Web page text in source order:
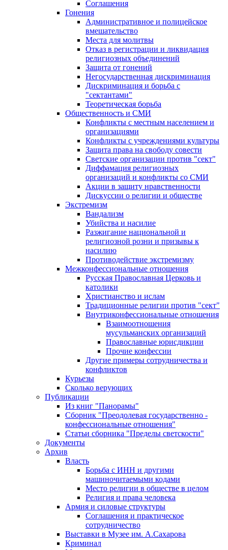
Соглашения
Гонения
Административное и полицейское
вмешательство
Места для молитвы
Отказ в регистрации и ликвидация
религиозных объединений
Защита от гонений
Негосударственная дискриминация
Дискриминация и борьба с
"сектантами"
Теоретическая борьба
Общественность и СМИ
Конфликты с местным населением и
организациями
Конфликты с учреждениями культуры
Защита права на свободу совести
Светские организации против "сект"
Диффамация религиозных
организаций и конфликты со СМИ
Акции в защиту нравственности
Дискуссии о религии и обществе
Экстремизм
Вандализм
Убийства и насилие
Разжигание национальной и
религиозной розни и призывы к
насилию
Противодействие экстремизму
Межконфессиональные отношения
Русская Православная Церковь и
католики
Христианство и ислам
Традиционные религии против "сект"
Внутриконфессиональные отношения
Взаимоотношения
мусульманских организаций
Православные юрисдикции
Прочие конфессии
Другие примеры сотрудничества и
конфликтов
Курьезы
Сколько верующих
Публикации
Из книг "Панорамы"
Сборник "Преодолевая государственно -
конфессиональные отношения"
Статьи сборника "Пределы светскости"
Документы
Архив
Власть
Борьба с ИНН и другими
машиночитаемыми кодами
Место религии в обществе в целом
Религия и права человека
Армия и силовые структуры
Соглашения и практическое
сотрудничество
Выставки в Музее им. А.Сахарова
Криминал